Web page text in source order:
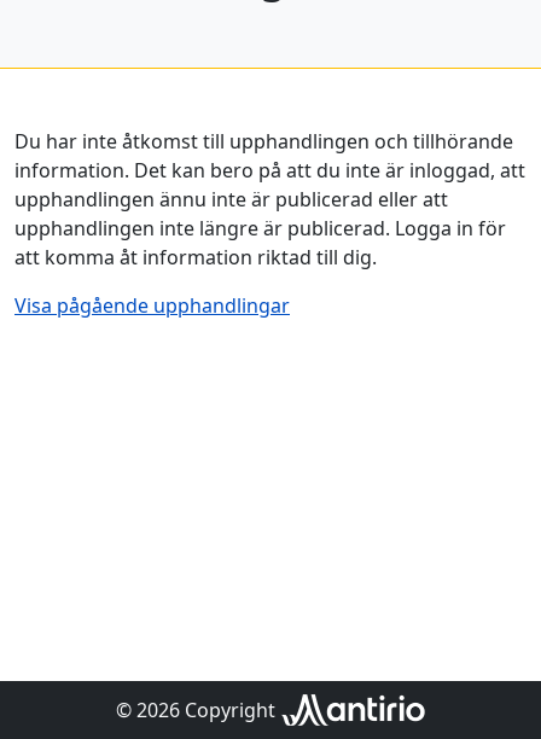
Du har inte åtkomst till upphandlingen och tillhörande
information. Det kan bero på att du inte är inloggad, att
upphandlingen ännu inte är publicerad eller att
upphandlingen inte längre är publicerad. Logga in för
att komma åt information riktad till dig.
Visa pågående upphandlingar
© 2026 Copyright